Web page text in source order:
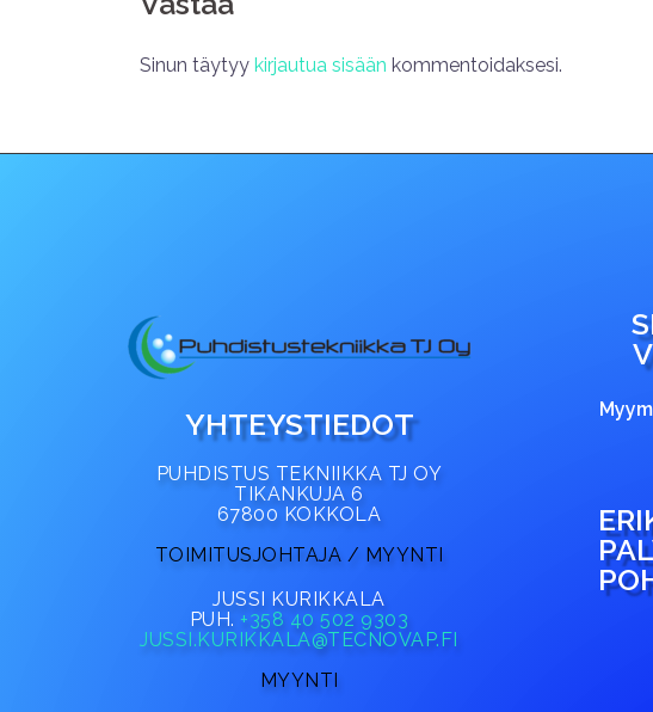
Sinun täytyy kirjautua sisään kommentoidaksesi.
YHTEYSTIEDOT
PUHDISTUS TEKNIIKKA TJ OY
TIKANKUJA 6
67800 KOKKOLA
TOIMITUSJOHTAJA / MYYNTI
JUSSI KURIKKALA
PUH. +358 40 502 9303
JUSSI.KURIKKALA@TECNOVAP.FI
MYYNTI